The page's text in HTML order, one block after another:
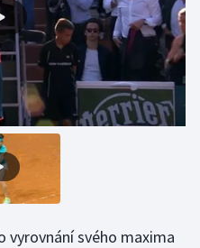
vyrovnání svého maxima